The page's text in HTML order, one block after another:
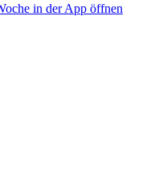
in der App öffnen